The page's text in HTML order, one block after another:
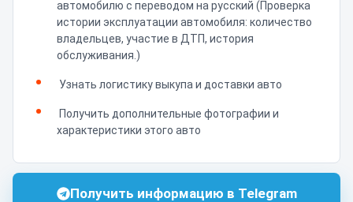
автомобилю с переводом на русский (Проверка
истории эксплуатации автомобиля: количество
владельцев, участие в ДТП, история
обслуживания.)
Узнать логистику выкупа и доставки авто
Получить дополнительные фотографии и
характеристики этого авто
Получить информацию в Telegram